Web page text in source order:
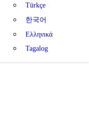
Türkçe
한국어
Ελληνικά
Tagalog